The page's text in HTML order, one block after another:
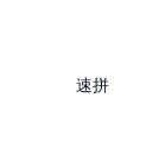
速拼